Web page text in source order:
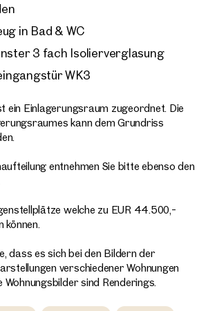
in Bad & WC
3 fach Isolierverglasung
WK3
ein Einlagerungsraum zugeordnet. Die
kann dem Grundriss
entnehmen Sie bitte ebenso den
welche zu EUR 44.500,-
dass es sich bei den Bildern der
verschiedener Wohnungen
sind Renderings.